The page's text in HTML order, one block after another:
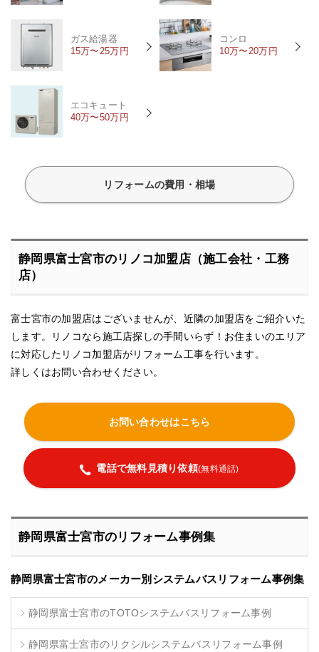
ガス給湯器
15万〜25万円
コンロ
10万〜20万円
エコキュート
40万〜50万円
リフォームの費用・相場
静岡県富士宮市のリノコ加盟店（施工会社・工務
店）
富士宮市の加盟店はございませんが、近隣の加盟店をご紹介いた
します。リノコなら施工店探しの手間いらず！お住まいのエリア
に対応したリノコ加盟店がリフォーム工事を行います。
詳しくはお問い合わせください。
お問い合わせはこちら
電話で無料見積り依頼(無料通話)
静岡県富士宮市のリフォーム事例集
静岡県富士宮市のメーカー別システムバスリフォーム事例集
静岡県富士宮市のTOTOシステムバスリフォーム事例
静岡県富士宮市のリクシルシステムバスリフォーム事例